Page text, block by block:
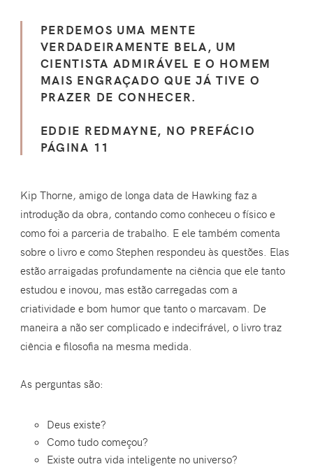
PERDEMOS UMA MENTE
VERDADEIRAMENTE BELA, UM
CIENTISTA ADMIRÁVEL E O HOMEM
MAIS ENGRAÇADO QUE JÁ TIVE O
PRAZER DE CONHECER.
EDDIE REDMAYNE, NO PREFÁCIO
PÁGINA 11
Kip Thorne, amigo de longa data de Hawking faz a
introdução da obra, contando como conheceu o físico e
como foi a parceria de trabalho. E ele também comenta
sobre o livro e como Stephen respondeu às questões. Elas
estão arraigadas profundamente na ciência que ele tanto
estudou e inovou, mas estão carregadas com a
criatividade e bom humor que tanto o marcavam. De
maneira a não ser complicado e indecifrável, o livro traz
ciência e filosofia na mesma medida.
As perguntas são:
Deus existe?
Como tudo começou?
Existe outra vida inteligente no universo?